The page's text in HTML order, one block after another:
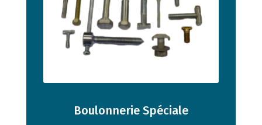
Boulonnerie Spéciale